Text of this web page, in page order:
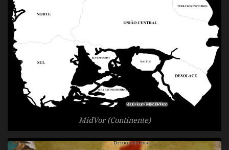
MidVor (Continente)